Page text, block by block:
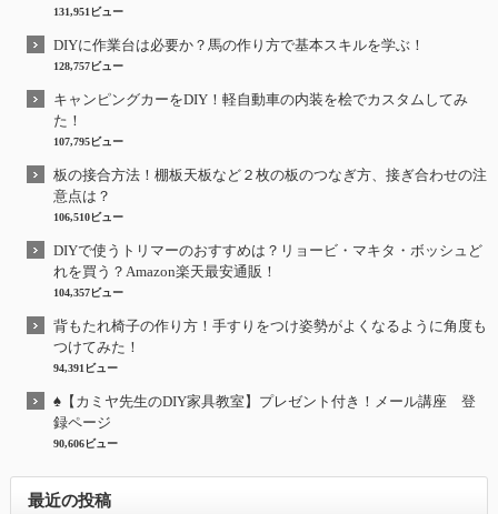
131,951ビュー
DIYに作業台は必要か？馬の作り方で基本スキルを学ぶ！
128,757ビュー
キャンピングカーをDIY！軽自動車の内装を桧でカスタムしてみ
た！
107,795ビュー
板の接合方法！棚板天板など２枚の板のつなぎ方、接ぎ合わせの注
意点は？
106,510ビュー
DIYで使うトリマーのおすすめは？リョービ・マキタ・ボッシュど
れを買う？Amazon楽天最安通販！
104,357ビュー
背もたれ椅子の作り方！手すりをつけ姿勢がよくなるように角度も
つけてみた！
94,391ビュー
♠【カミヤ先生のDIY家具教室】プレゼント付き！メール講座 登
録ページ
90,606ビュー
最近の投稿